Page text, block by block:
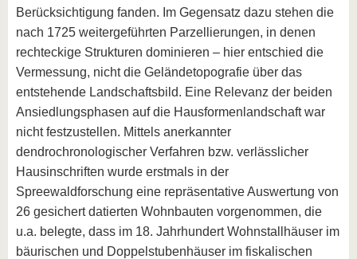
Berücksichtigung fanden. Im Gegensatz dazu stehen die
nach 1725 weitergeführten Parzellierungen, in denen
rechteckige Strukturen dominieren – hier entschied die
Vermessung, nicht die Geländetopografie über das
entstehende Landschaftsbild. Eine Relevanz der beiden
Ansiedlungsphasen auf die Hausformenlandschaft war
nicht festzustellen. Mittels anerkannter
dendrochronologischer Verfahren bzw. verlässlicher
Hausinschriften wurde erstmals in der
Spreewaldforschung eine repräsentative Auswertung von
26 gesichert datierten Wohnbauten vorgenommen, die
u.a. belegte, dass im 18. Jahrhundert Wohnstallhäuser im
bäurischen und Doppelstubenhäuser im fiskalischen